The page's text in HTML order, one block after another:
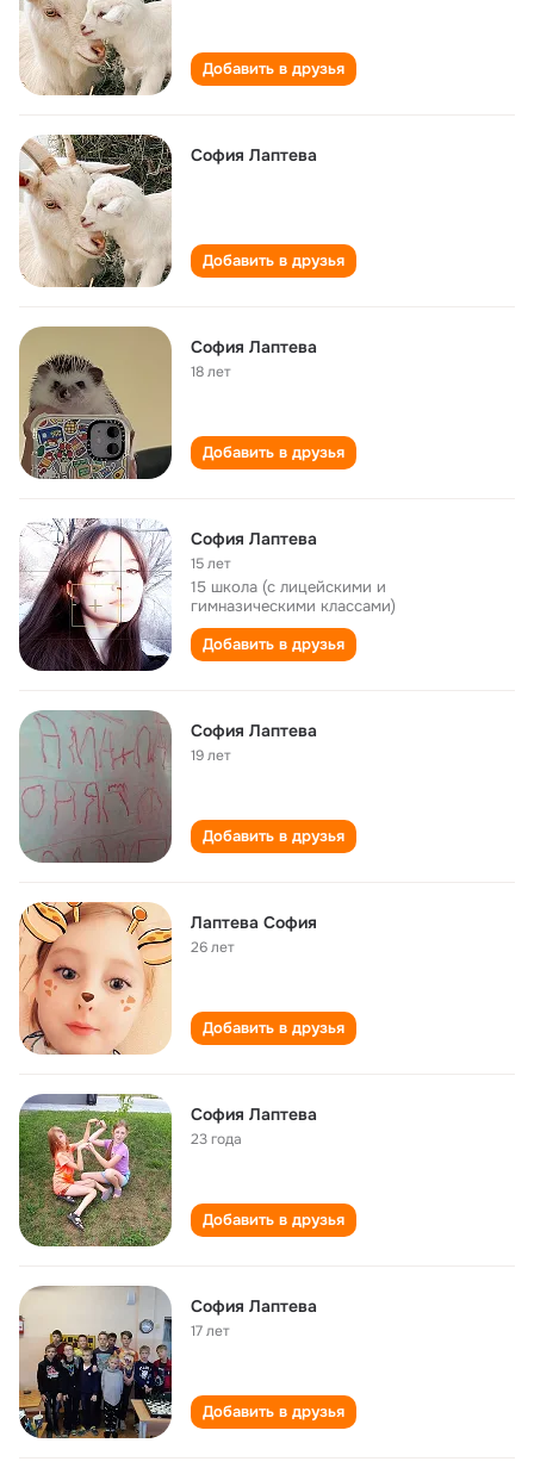
Добавить в друзья
София Лаптева
Добавить в друзья
София Лаптева
18 лет
Добавить в друзья
Cофия Лаптева
15 лет
15 школа (с лицейскими и
гимназическими классами)
Добавить в друзья
София Лаптева
19 лет
Добавить в друзья
Лаптева София
26 лет
Добавить в друзья
София Лаптева
23 года
Добавить в друзья
София Лаптева
17 лет
Добавить в друзья